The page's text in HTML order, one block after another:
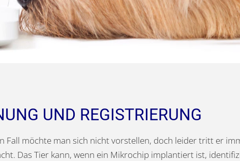
UND REGISTRIERUNG
Fall möchte man sich nicht vorstellen, doch leider tritt er
Das Tier kann, wenn ein Mikrochip implantiert ist,